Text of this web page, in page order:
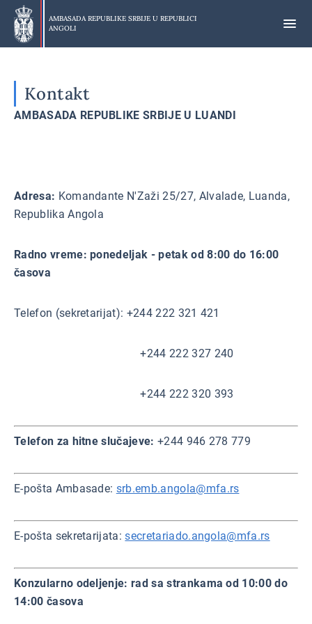
Preskoči
glavni
deo
AMBASADA REPUBLIKE SRBIJE U REPUBLICI
ANGOLI
Kontakt
AMBASADA REPUBLIKE SRBIJE U LUANDI
Adresa: Komandante N'Zaži 25/27, Alvalade, Luanda,
Republika Angola
Radno vreme: ponedeljak - petak od 8:00 do 16:00
časova
Telefon (sekretarijat): +244 222 321 421
+244 222 327 240
+244 222 320 393
Telefon za hitne slučajeve: +244 946 278 779
E-pošta Ambasade: srb.emb.angola@mfa.rs
E-pošta sekretarijata:secretariado.angola@mfa.rs
Konzularno odeljenje: rad sa strankama od 10:00 do
14:00 časova